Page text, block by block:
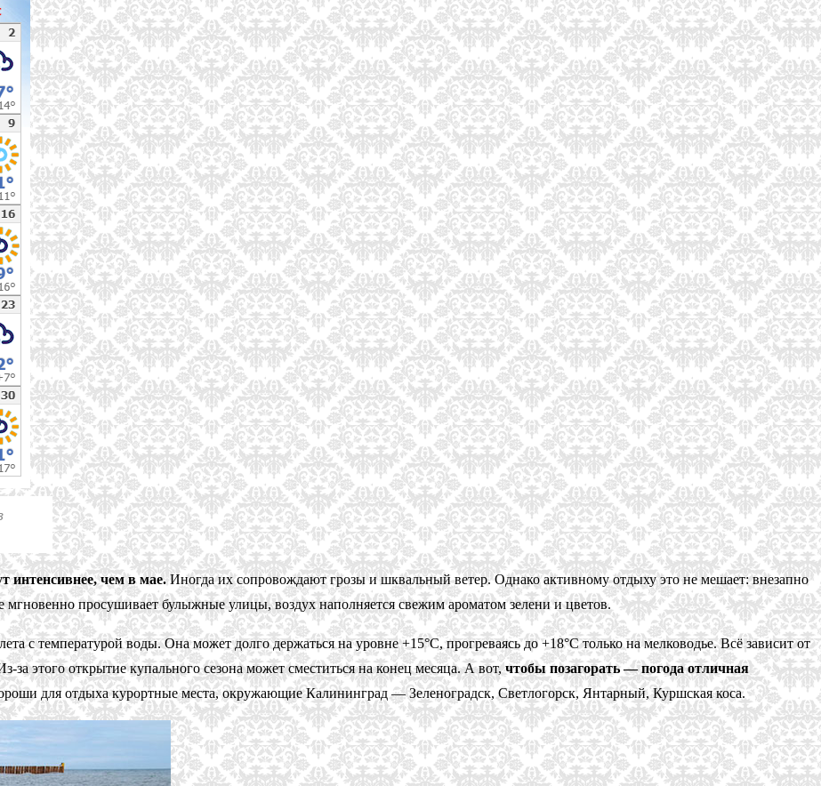
интенсивнее, чем в мае.Иногда их сопровождают грозы и шквальный ветер. Однако активному отдыху это не мешает: внезапно
просушивает булыжные улицы, воздух наполняется свежим ароматом зелени и цветов.
с температурой воды. Она может долго держаться на уровне +15°C, прогреваясь до +18°C только на мелководье. Всё зависит от
этого открытие купального сезона может сместиться на конец месяца. А вот,чтобы позагорать — погода отличная
для отдыха курортные места, окружающие Калининград — Зеленоградск, Светлогорск, Янтарный, Куршская коса.